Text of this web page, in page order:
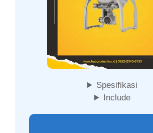
Spesifikasi
Include